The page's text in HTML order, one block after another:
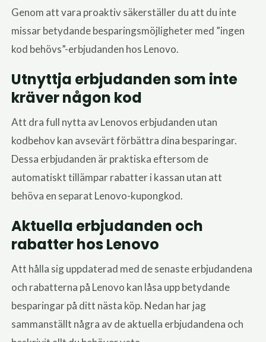
Genom att vara proaktiv säkerställer du att du inte
missar betydande besparingsmöjligheter med ”ingen
kod behövs”-erbjudanden hos Lenovo.
Utnyttja erbjudanden som inte
kräver någon kod
Att dra full nytta av Lenovos erbjudanden utan
kodbehov kan avsevärt förbättra dina besparingar.
Dessa erbjudanden är praktiska eftersom de
automatiskt tillämpar rabatter i kassan utan att
behöva en separat Lenovo-kupongkod.
Aktuella erbjudanden och
rabatter hos Lenovo
Att hålla sig uppdaterad med de senaste erbjudandena
och rabatterna på Lenovo kan låsa upp betydande
besparingar på ditt nästa köp. Nedan har jag
sammanställt några av de aktuella erbjudandena och